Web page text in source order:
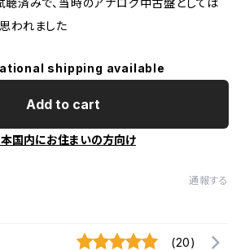
聴済みで、当時のアナログ中古盤としては
われました
shipping available
Add to cart
国内にお住まいの方向け
通報する
(20)